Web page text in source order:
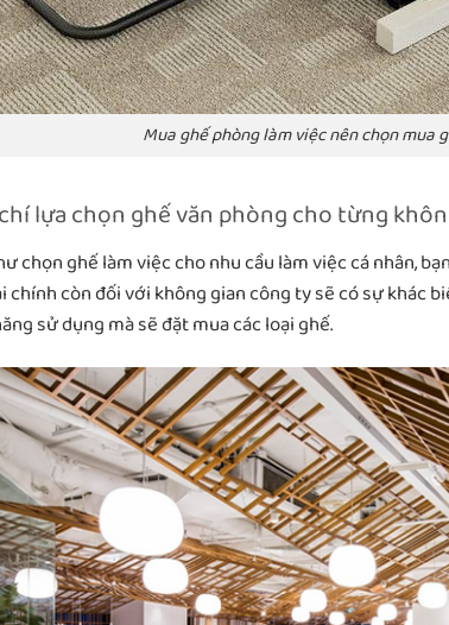
Mua ghế phòng làm việc nên chọn mua
lựa chọn ghế văn phòng cho từng
chọn ghế làm việc cho nhu cầu làm việc cá nhân,
chính còn đối với không gian công ty sẽ có sự khác
sử dụng mà sẽ đặt mua các loại ghế.